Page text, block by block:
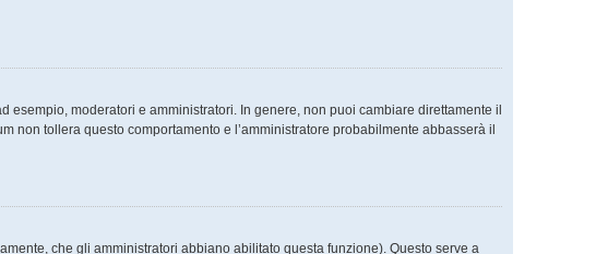
moderatori e amministratori. In genere, non puoi cambiare direttamente il
tollera questo comportamento e l’amministratore probabilmente abbasserà il
che gli amministratori abbiano abilitato questa funzione). Questo serve a